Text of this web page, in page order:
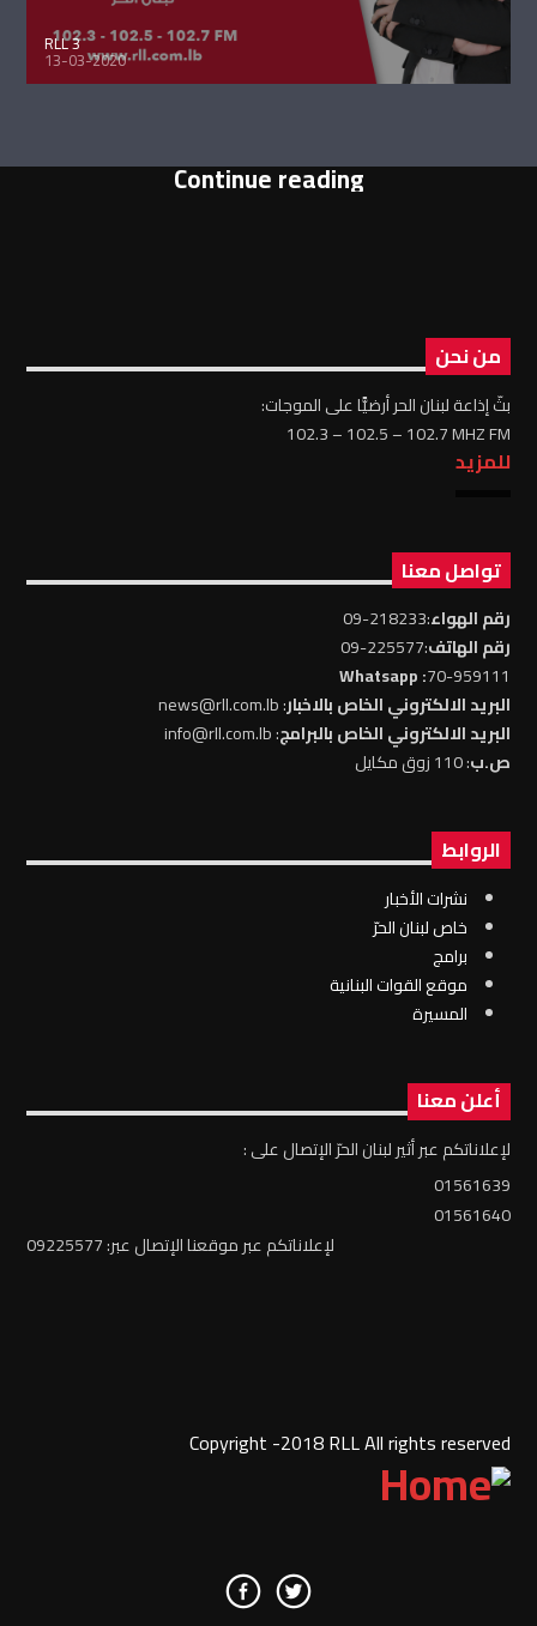
RLL 3
13-03-2020
Continue reading
من نحن
بثّ إذاعة لبنان الحر أرضيًّا على الموجات:
102.3 – 102.5 – 102.7 MHZ FM
للمزيد
تواصل معنا
رقم الهواء:218233-09
رقم الهاتف:225577-09
70-959111
: Whatsapp
البريد الالكتروني الخاص بالاخبار: news@rll.com.lb
البريد الالكتروني الخاص بالبرامج: info@rll.com.lb
ص.ب: 110 زوق مكايل
الروابط
نشرات الأخبار
خاص لبنان الحرّ
برامج
موقع القوات البنانية
المسيرة
أعلن معنا
لإعلاناتكم عبر أثير لبنان الحرّ الإتصال على :
01561639
01561640
لإعلاناتكم عبر موقعنا الإتصال عبر: 09225577
Copyright -2018 RLL All rights reserved